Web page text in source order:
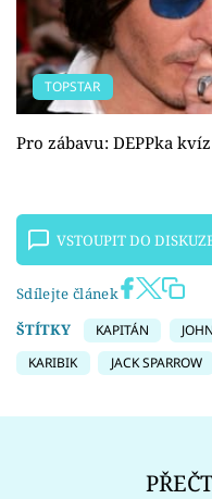
TOPSTAR
Pro zábavu: DEPPka kvíz
VSTOUPIT DO
Sdílejte článek
ŠTÍTKY
KAPITÁN
KARIBIK
JACK SPARROW